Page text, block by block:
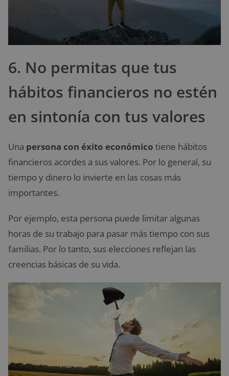
6. No permitas que tus
hábitos financieros no estén
en sintonía con tus valores
Una persona con éxito económico tiene hábitos
financieros acordes a sus valores. Por lo general, su
tiempo y dinero lo invierte en las cosas más
importantes.
Por ejemplo, esta persona puede limitar algunas
horas de su trabajo para pasar más tiempo con sus
familias. Por lo tanto, sus elecciones reflejan las
creencias básicas de su vida.